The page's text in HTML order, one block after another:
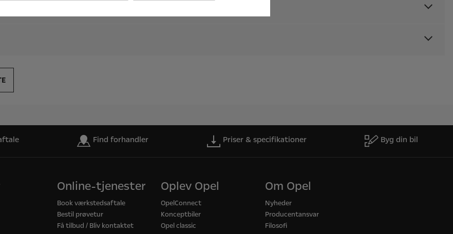
Find forhandler Priser & specifikationer Byg din bil
Online-tjenester
Book værkstedsaftale
Bestil prøvetur
Få tilbud / Bliv kontaktet
Oplev Opel
OpelConnect
Konceptbiler
Opel classic
Om Opel
Nyheder
Producentansvar
Filosofi